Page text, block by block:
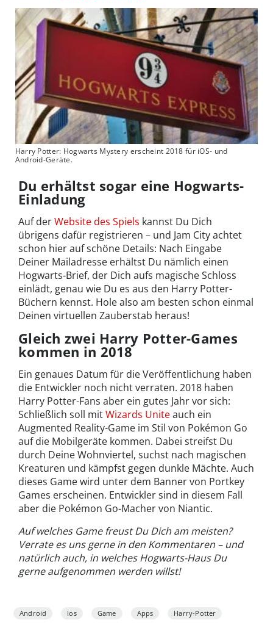
Harry Potter: Hogwarts Mystery erscheint 2018 für iOS- und
Android-Geräte.
Du erhältst sogar eine Hogwarts-
Einladung
Auf derWebsite des Spiels kannst Du Dich
übrigens dafür registrieren – und Jam City achtet
schon hier auf schöne Details: Nach Eingabe
Deiner Mailadresse erhältst Du nämlich einen
Hogwarts-Brief, der Dich aufs magische Schloss
einlädt, genau wie Du es aus den Harry Potter-
Büchern kennst. Hole also am besten schon einmal
Deinen virtuellen Zauberstab heraus!
Gleich zwei Harry Potter-Games
kommen in 2018
Ein genaues Datum für die Veröffentlichung haben
die Entwickler noch nicht verraten. 2018 haben
Harry Potter-Fans aber ein gutes Jahr vor sich:
Schließlich soll mitWizards Uniteauch ein
Augmented Reality-Game im Stil von Pokémon Go
auf die Mobilgeräte kommen. Dabei streifst Du
durch Deine Wohnviertel, suchst nach magischen
Kreaturen und kämpfst gegen dunkle Mächte. Auch
dieses Game wird unter dem Banner von Portkey
Games erscheinen. Entwickler sind in diesem Fall
aber die Pokémon Go-Macher von Niantic.
Auf welches Game freust Du Dich am meisten?
Verrate es uns gerne in den Kommentaren – und
natürlich auch, in welches Hogwarts-Haus Du
gerne aufgenommen werden willst!
Android Ios Game Apps Harry-Potter